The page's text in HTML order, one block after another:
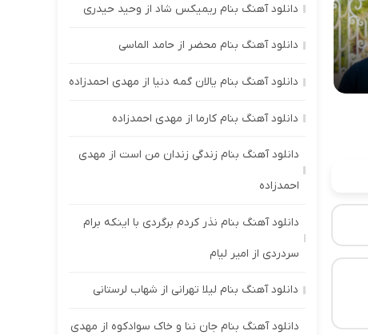
دانلود آهنگ بنام ریمیکس شاد از وحید حیدری
دانلود آهنگ بنام محضر از حامد الماسی
دانلود آهنگ بنام یالان گمه دنیا از مهدی احمدزاده
دانلود آهنگ بنام کارما از مهدی احمدزاده
دانلود آهنگ بنام زندگی زندان من است از مهدی
احمدزاده
دانلود آهنگ بنام نذر کردم برگردی با اینکه برام
سردردی از امیر لیام
دانلود آهنگ بنام لیلا تهرانی از شهاب لرستانی
دانلود آهنگ بنام جان ننا و خاک سوادکوه از مهدی